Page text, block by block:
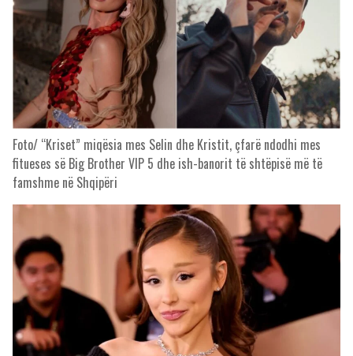
Foto/ “Kriset” miqësia mes Selin dhe Kristit, çfarë ndodhi mes
fitueses së Big Brother VIP 5 dhe ish-banorit të shtëpisë më të
famshme në Shqipëri